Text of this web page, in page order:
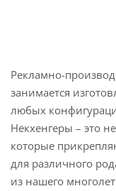
Рекламно-
занимается
любых
Некхенгеры – это
которые
для различного
из нашего